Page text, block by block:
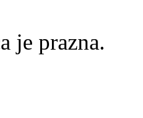
je prazna.